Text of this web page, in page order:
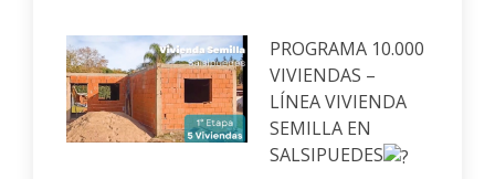
PROGRAMA 10.000
VIVIENDAS –
LÍNEA VIVIENDA
SEMILLA EN
SALSIPUEDES